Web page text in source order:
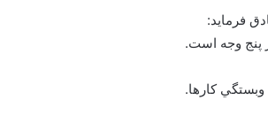
فرمايد:
پنج وجه است.
كارها.